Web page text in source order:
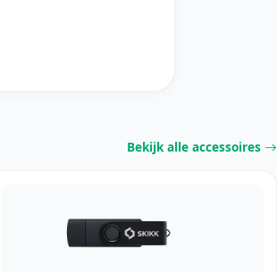
Bekijk alle accessoires